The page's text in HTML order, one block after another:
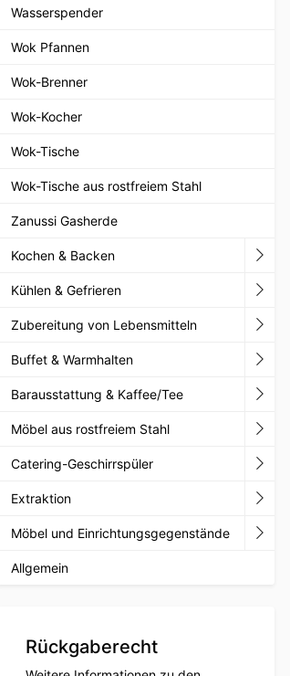
Wasserspender
Wok Pfannen
Wok-Brenner
Wok-Kocher
Wok-Tische
Wok-Tische aus rostfreiem Stahl
Zanussi Gasherde
Kochen & Backen
Kühlen & Gefrieren
Zubereitung von Lebensmitteln
Buffet & Warmhalten
Barausstattung & Kaffee/Tee
Möbel aus rostfreiem Stahl
Catering-Geschirrspüler
Extraktion
Möbel und Einrichtungsgegenstände
Allgemein
Rückgaberecht